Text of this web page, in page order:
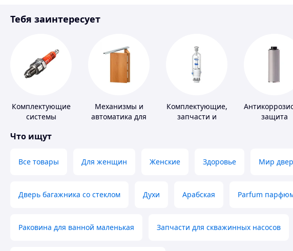
Инструмент
Тебя заинтересует
Комплектующие
системы
Механизмы и
автоматика для
Комплектующие,
запчасти и
защита
Что ищут
Все товары Для женщин Женские Здоровье Мир
Дверь багажника со стеклом Духи Арабская Parfum
Раковина для ванной маленькая Запчасти для скважинных насосов